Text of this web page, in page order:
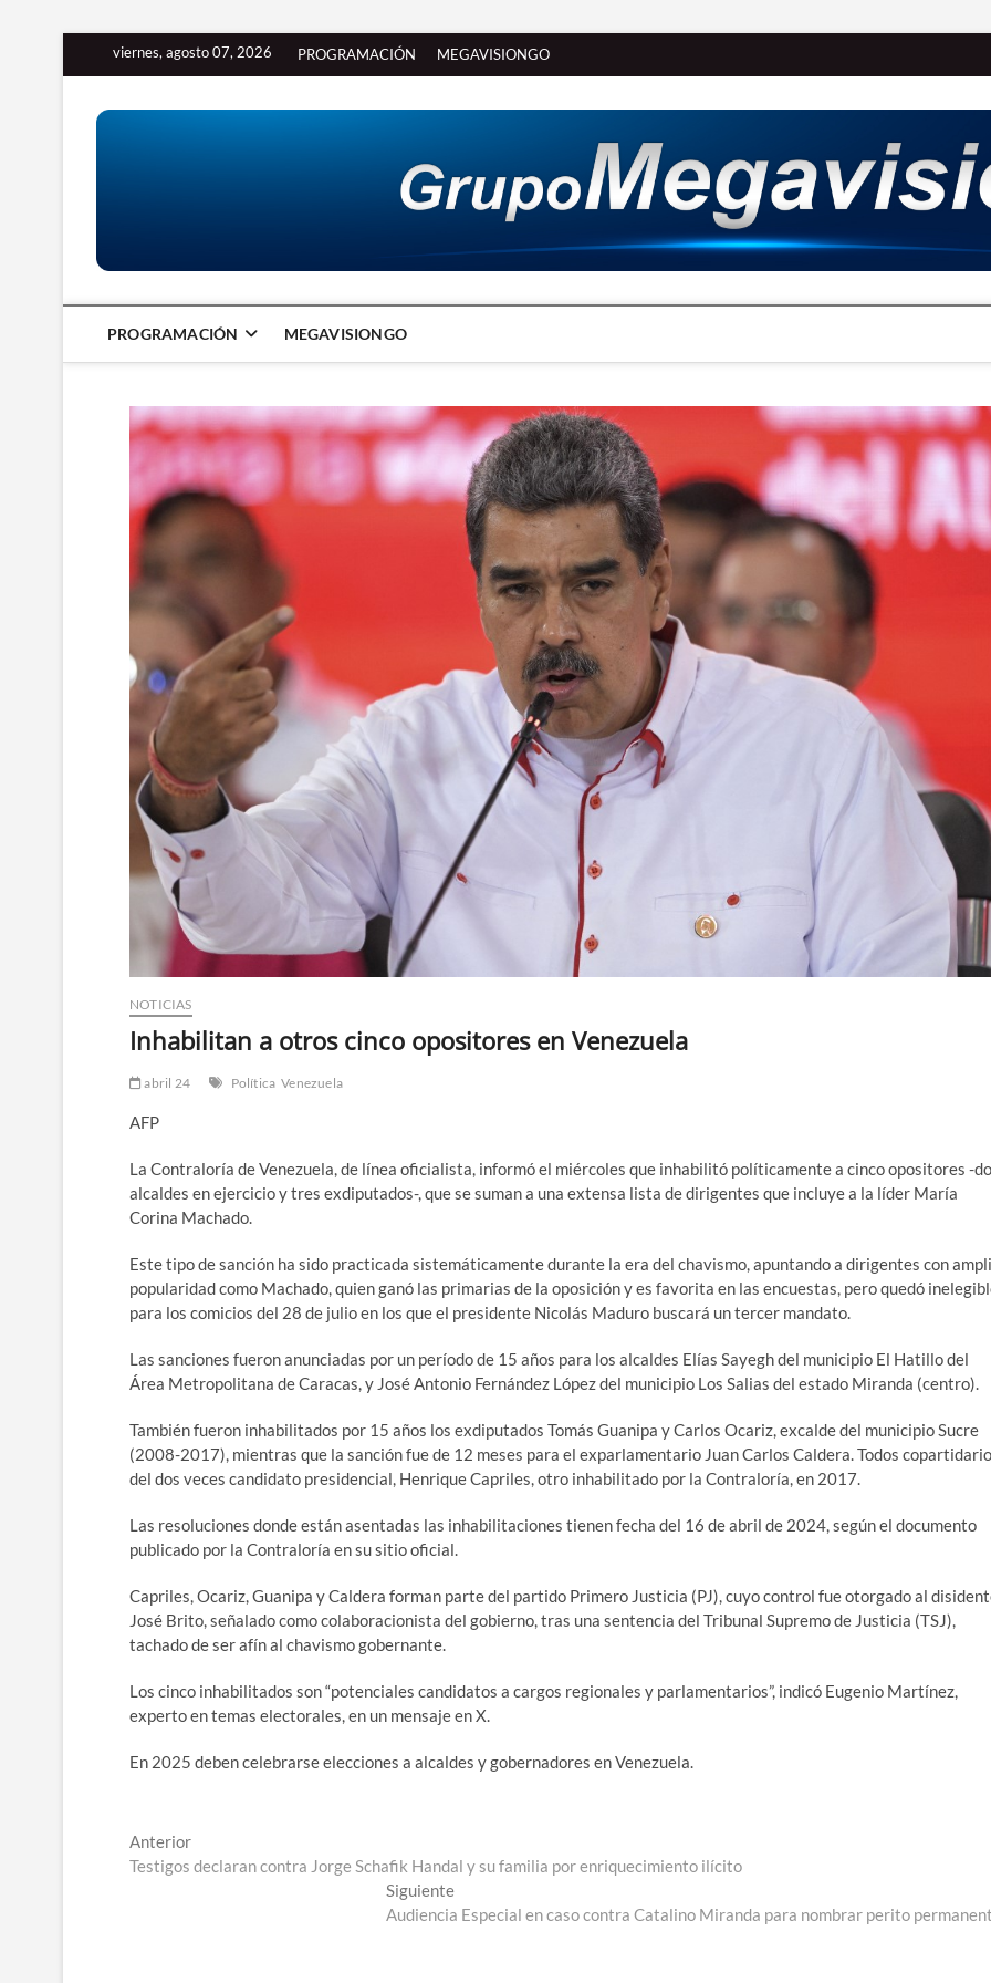
viernes, agosto 07, 2026 PROGRAMACIÓN MEGAVISIONGO
PROGRAMACIÓN MEGAVISIONGO
NOTICIAS
Inhabilitan a otros cinco opositores en Venezuela
abril 24 Política Venezuela
AFP
La Contraloría de Venezuela, de línea oficialista, informó el miércoles que inhabilitó políticamente a cinco opositores -
alcaldes en ejercicio y tres exdiputados-, que se suman a una extensa lista de dirigentes que incluye a la líder María
Corina Machado.
Este tipo de sanción ha sido practicada sistemáticamente durante la era del chavismo, apuntando a dirigentes con
popularidad como Machado, quien ganó las primarias de la oposición y es favorita en las encuestas, pero quedó
para los comicios del 28 de julio en los que el presidente Nicolás Maduro buscará un tercer mandato.
Las sanciones fueron anunciadas por un período de 15 años para los alcaldes Elías Sayegh del municipio El Hatillo del
Área Metropolitana de Caracas, y José Antonio Fernández López del municipio Los Salias del estado Miranda (centro).
También fueron inhabilitados por 15 años los exdiputados Tomás Guanipa y Carlos Ocariz, excalde del municipio Sucre
(2008-2017), mientras que la sanción fue de 12 meses para el exparlamentario Juan Carlos Caldera. Todos
del dos veces candidato presidencial, Henrique Capriles, otro inhabilitado por la Contraloría, en 2017.
Las resoluciones donde están asentadas las inhabilitaciones tienen fecha del 16 de abril de 2024, según el documento
publicado por la Contraloría en su sitio oficial.
Capriles, Ocariz, Guanipa y Caldera forman parte del partido Primero Justicia (PJ), cuyo control fue otorgado al
José Brito, señalado como colaboracionista del gobierno, tras una sentencia del Tribunal Supremo de Justicia (TSJ),
tachado de ser afín al chavismo gobernante.
Los cinco inhabilitados son “potenciales candidatos a cargos regionales y parlamentarios”, indicó Eugenio Martínez,
experto en temas electorales, en un mensaje en X.
En 2025 deben celebrarse elecciones a alcaldes y gobernadores en Venezuela.
Navegación
de
AnteriorEntrada
anterior:
Testigos declaran contra Jorge Schafik Handal y su familia por enriquecimiento ilícito
SiguienteEntrada
siguiente:
Audiencia Especial en caso contra Catalino Miranda para nombrar perito